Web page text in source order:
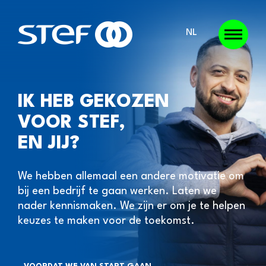
NL
IK HEB GEKOZEN
VOOR STEF,
EN JIJ?
We hebben allemaal een andere motivatie om
bij een bedrijf te gaan werken. Laten we
nader kennismaken. We zijn er om je te helpen
keuzes te maken voor de toekomst.